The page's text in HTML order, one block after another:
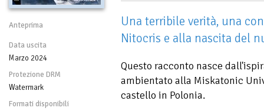
Anteprima
Data uscita
Marzo 2024
Protezione DRM
Watermark
Formati disponibili
Una terribile verità, una
Nitocris e alla nascita del
Questo racconto nasce
ambientato alla Miskatonic
castello in Polonia.